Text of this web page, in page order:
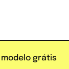
grátis